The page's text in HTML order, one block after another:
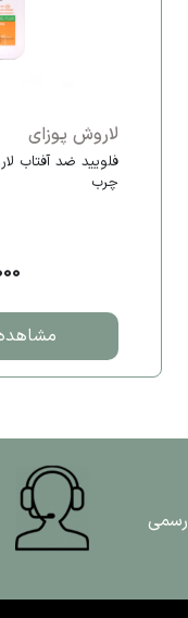
لاروش پوزای
فلویید ضد آفتاب
چرب
رسمی